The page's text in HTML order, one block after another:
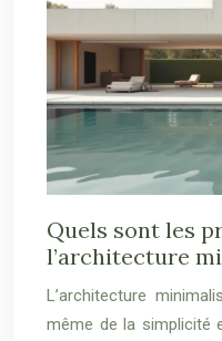
Quels sont les
l’architecture
L’architecture
même de la simplicité